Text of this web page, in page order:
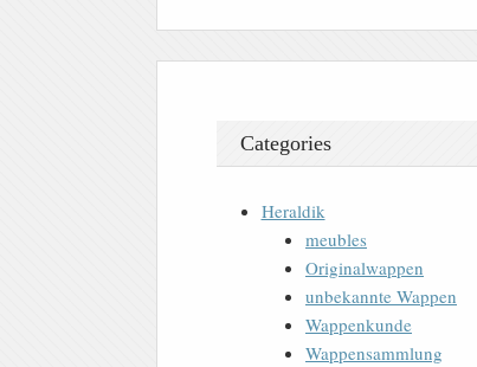
Categories
Heraldik
meubles
Originalwappen
unbekannte Wappen
Wappenkunde
Wappensammlung